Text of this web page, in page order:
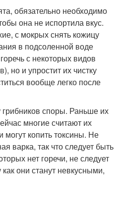
обязательно необходимо
она не испортила вкус.
с мокрых снять кожицу
в подсоленной воде
с некоторых видов
но и упростит их чистку
вообще легко после
споры. Раньше их
многие считают их
копить токсины. Не
варка, так что следует быть
нет горечи, не следует
они станут невкусными,